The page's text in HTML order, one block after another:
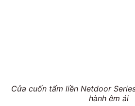
Cửa cuốn tấm liền Netdoor
hành êm ái